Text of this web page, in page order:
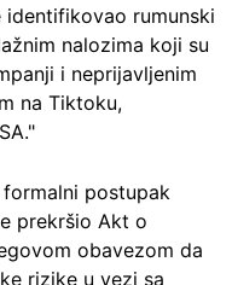
rumunski
nalozima koji su
i neprijavljenim
na Tiktoku,
postupak
prekršio Akt o
obavezom da
rizike u vezi sa